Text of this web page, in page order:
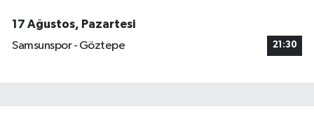
17 Ağustos, Pazartesi
Samsunspor - Göztepe
21:30